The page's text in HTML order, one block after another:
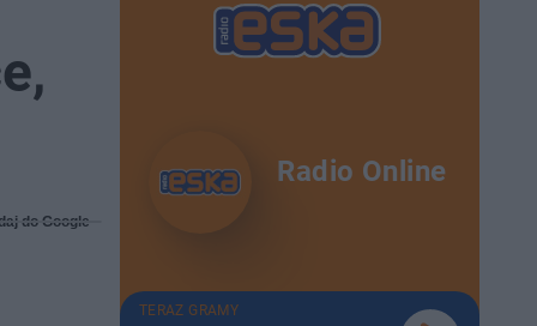
do Google
Radio Online
TERAZ GRAMY